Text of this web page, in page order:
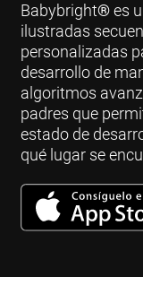
Babybright®es
ilustradas
personalizadas
desarrollo de
algoritmos
padres que
estado de
qué lugar se